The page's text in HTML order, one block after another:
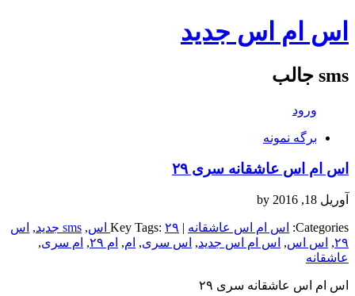
اس ام اس جدید
sms جالب
ورود
برگه نمونه
اس ام اس عاشقانه سری ۲۹
آوریل 18, 2016
Categories: اس ام اس عاشقانه | Key Tags: ۲۹ اس , sms جدید , اس
۲۹, اس اس, اس ام اس جدید, اس سری, ام, ام ۲۹ , ام سری,
عاشقانه
اس ام اس عاشقانه سری ۲۹